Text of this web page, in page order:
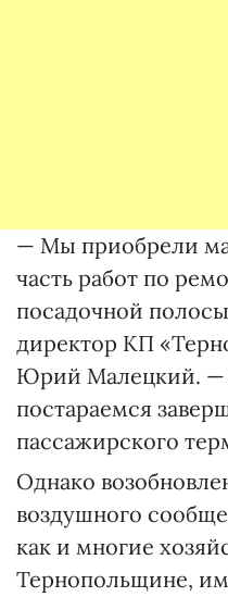
— Мы приобрели
часть работ по
посадочной
директор КП
Юрий Малецкий. —
постараемся
пассажирского
Однако
воздушного
как и многие
Тернопольщине,